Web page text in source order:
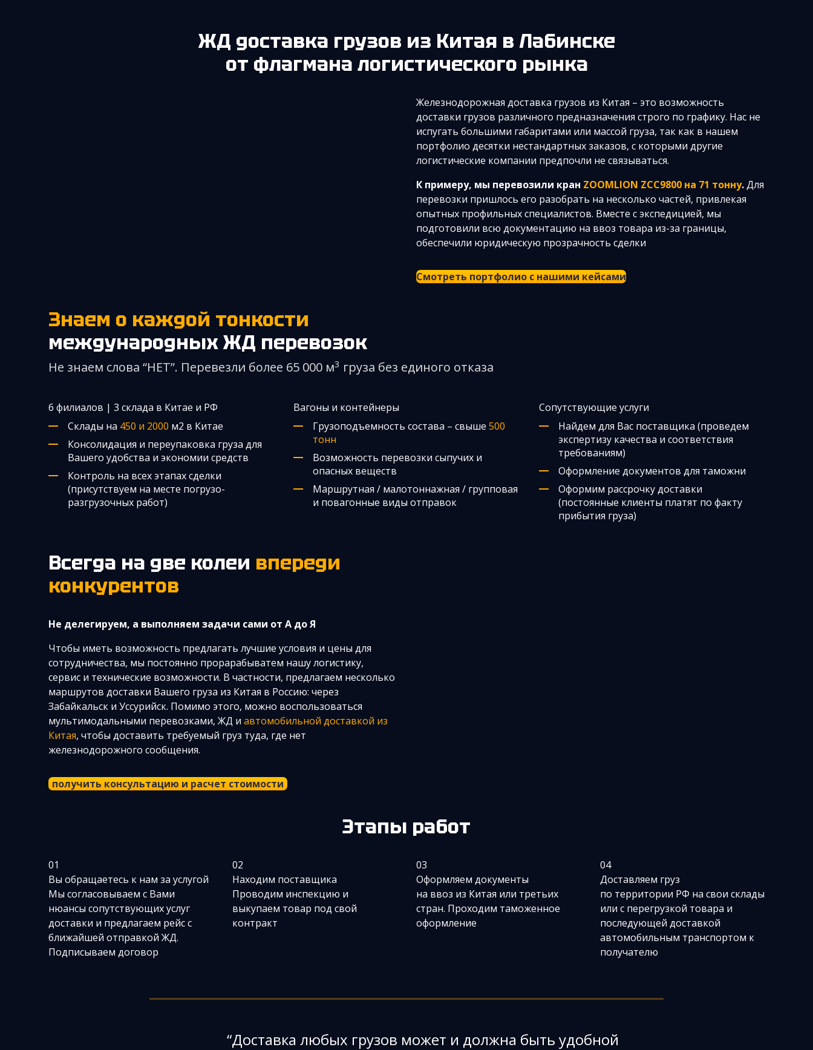
ЖД доставка грузов из Китая в Лабинске
от флагмана логистического рынка
Железнодорожная доставка грузов из Китая – это возможность
доставки грузов различного предназначения строго по графику. Нас не
испугать большими габаритами или массой груза, так как в нашем
портфолио десятки нестандартных заказов, с которыми другие
логистические компании предпочли не связываться.
К примеру, мы перевозили кран ZOOMLION ZCC9800 на 71 тонну.Для
перевозки пришлось его разобрать на несколько частей, привлекая
опытных профильных специалистов. Вместе с экспедицией, мы
подготовили всю документацию на ввоз товара из-за границы,
обеспечили юридическую прозрачность сделки
Смотреть портфолио с нашими кейсами
Знаем о каждой тонкости
международных ЖД перевозок
Не знаем слова “НЕТ”. Перевезли более 65 000 м3 груза без единого отказа
6 филиалов | 3 склада в Китае и РФ
Склады на 450 и 2000 м2 в Китае
Консолидация и переупаковка груза для
Вашего удобства и экономии средств
Контроль на всех этапах сделки
(присутствуем на месте погрузо-
разгрузочных работ)
Вагоны и контейнеры
Грузоподъемность состава – свыше500
тонн
Возможность перевозки сыпучих и
опасных веществ
Маршрутная / малотоннажная / групповая
и повагонные виды отправок
Сопутствующие услуги
Найдем для Вас поставщика (проведем
экспертизу качества и соответствия
требованиям)
Оформление документов для таможни
Оформим рассрочку доставки
(постоянные клиенты платят по факту
прибытия груза)
Всегда на две колеи впереди
конкурентов
Не делегируем, а выполняем задачи сами от А до Я
Чтобы иметь возможность предлагать лучшие условия и цены для
сотрудничества, мы постоянно прорарабыватем нашу логистику,
сервис и технические возможности. В частности, предлагаем несколько
маршрутов доставки Вашего груза из Китая в Россию: через
Забайкальск и Уссурийск. Помимо этого, можно воспользоваться
мультимодальными перевозками, ЖД и автомобильной доставкой из
Китая, чтобы доставить требуемый груз туда, где нет
железнодорожного сообщения.
получить консультацию и расчет стоимости
Этапы работ
01
Вы обращаетесь к нам за услугой
Мы согласовываем с Вами
нюансы сопутствующих услуг
доставки и предлагаем рейс с
ближайшей отправкой ЖД.
Подписываем договор
02
Находим поставщика
Проводим инспекцию и
выкупаем товар под свой
контракт
03
Оформляем документы
на ввоз из Китая или третьих
стран. Проходим таможенное
оформление
04
Доставляем груз
по территории РФ на свои склады
или с перегрузкой товара и
последующей доставкой
автомобильным транспортом к
получателю
“Доставка любых грузов может и должна быть удобной